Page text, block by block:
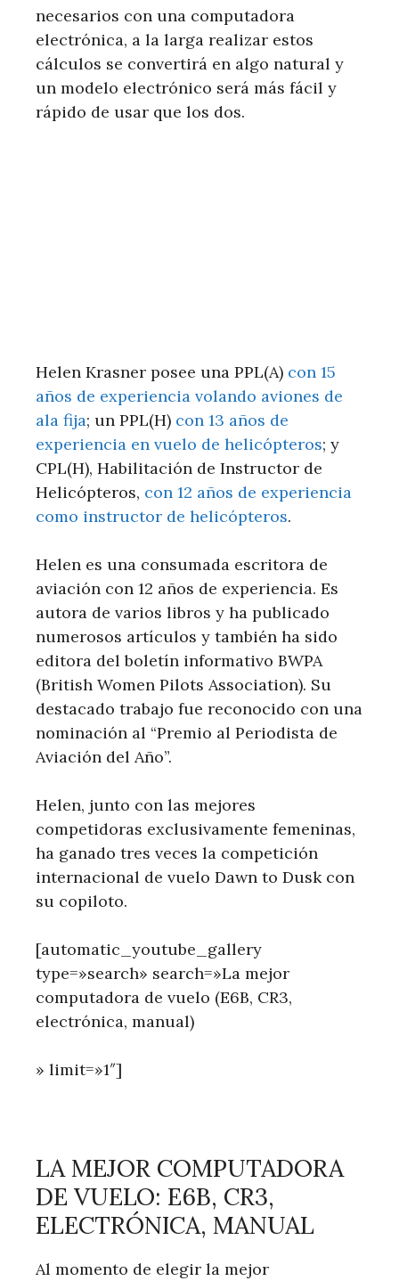
necesarios con una computadora
electrónica, a la larga realizar estos
cálculos se convertirá en algo natural y
un modelo electrónico será más fácil y
rápido de usar que los dos.
Helen Krasner posee una PPL(A) con 15
años de experiencia volando aviones de
ala fija; un PPL(H) con 13 años de
experiencia en vuelo de helicópteros; y
CPL(H), Habilitación de Instructor de
Helicópteros, con 12 años de experiencia
como instructor de helicópteros.
Helen es una consumada escritora de
aviación con 12 años de experiencia. Es
autora de varios libros y ha publicado
numerosos artículos y también ha sido
editora del boletín informativo BWPA
(British Women Pilots Association). Su
destacado trabajo fue reconocido con una
nominación al “Premio al Periodista de
Aviación del Año”.
Helen, junto con las mejores
competidoras exclusivamente femeninas,
ha ganado tres veces la competición
internacional de vuelo Dawn to Dusk con
su copiloto.
[automatic_youtube_gallery
type=»search» search=»La mejor
computadora de vuelo (E6B, CR3,
electrónica, manual)
» limit=»1″]
LA MEJOR COMPUTADORA
DE VUELO: E6B, CR3,
ELECTRÓNICA, MANUAL
Al momento de elegir la mejor